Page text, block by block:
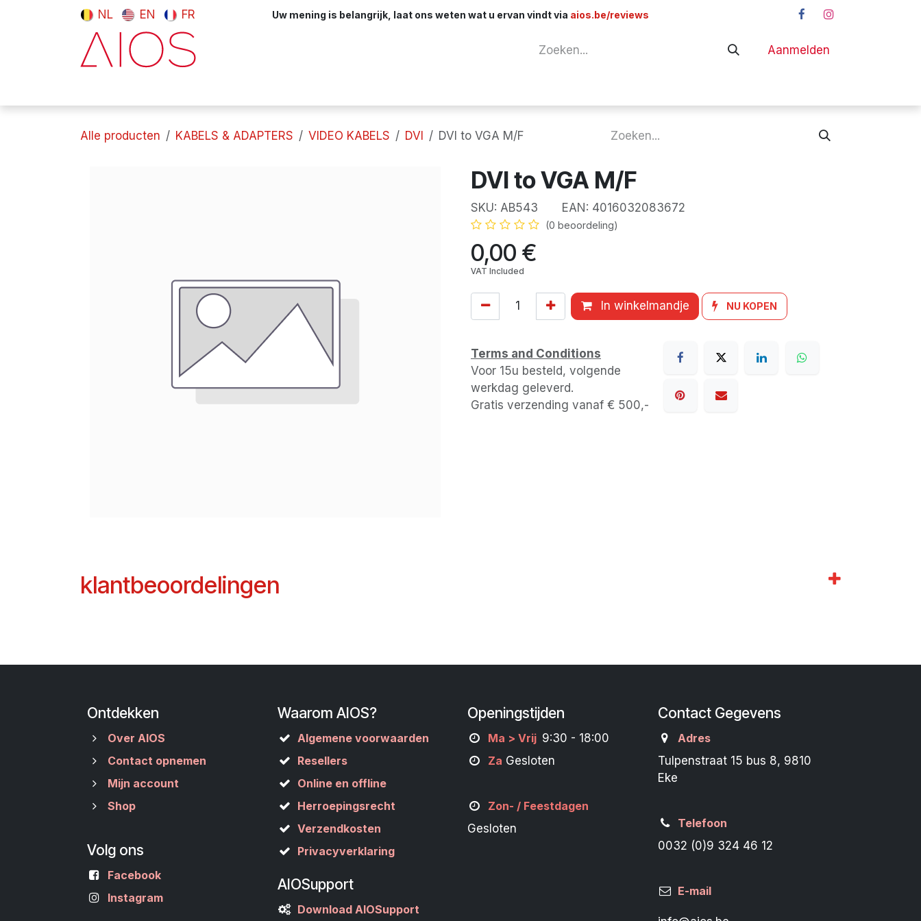
Overslaan naar inhoud
NL EN FR Uw mening is belangrijk, laat ons weten wat u ervan vindt via aios.be/reviews
Aanmelden
Alle producten KABELS & ADAPTERS VIDEO KABELS DVI DVI to VGA M/F
DVI to VGA M/F
SKU: AB543 EAN: 4016032083672
(0 beoordeling)
0,00 €
VAT Included
In winkelmandje NU KOPEN
Terms and Conditions
Voor 15u besteld, volgende
werkdag geleverd.
Gratis verzending vanaf € 500,-
klantbeoordelingen
Ontdekken
Over AIOS
Contact opnemen
Mijn account
Shop
Waarom AIOS?
Algemene voorwaarden
Resellers
Online en offline
Herroepingsrecht
Verzendkosten
Privacyverklaring
Openingstijden
Ma > Vrij 9:30 - 18:00
Za Gesloten
Zon- / Feestdagen
Gesloten
Contact Gegevens
Adres
Tulpenstraat 15 bus 8, 9810
Eke
Telefoon
0032 (0)9 324 46 12
E-mail
Volg ons
Facebook
Instagram
AIOSupport
Download AIOSupport